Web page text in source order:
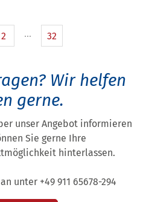
2 32
Wir helfen
gerne.
unser Angebot informieren
Sie gerne Ihre
hinterlassen.
unter +49 911 65678-294